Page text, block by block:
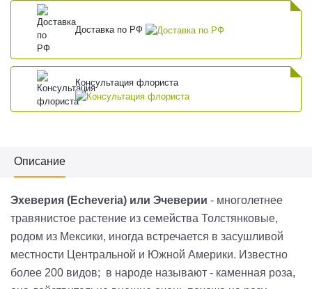
Доставка по РФ
Консультация флориста
Описание
Эхеверия (Echeveria) или Эчеверии - многолетнее
травянистое растение из семейства Толстянковые,
родом из Мексики, иногда встречается в засушливой
местности Центральной и Южной Америки. Известно
более 200 видов; в народе называют - каменная роза,